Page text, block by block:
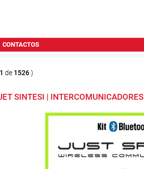
CONTACTOS
de 1526)
SINTESI | INTERCOMUNICADORES